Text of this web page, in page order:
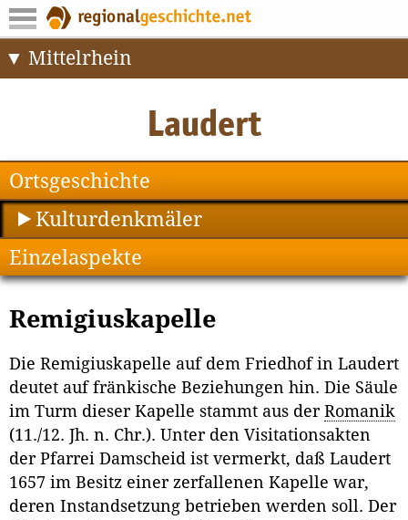
Mittelrhein
Ortsgeschichte
Kulturdenkmäler
Einzelaspekte
Remigiuskapelle
Die Remigiuskapelle auf dem Friedhof in Laudert
deutet auf fränkische Beziehungen hin. Die Säule
im Turm dieser Kapelle stammt aus der Romanik
(11./12. Jh. n. Chr.). Unter den Visitationsakten
der Pfarrei Damscheid ist vermerkt, daß Laudert
1657 im Besitz einer zerfallenen Kapelle war,
deren Instandsetzung betrieben werden soll. Der